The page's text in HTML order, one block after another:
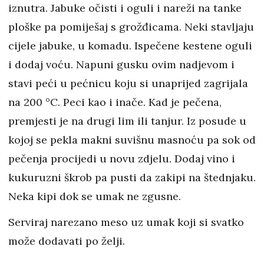
iznutra. Jabuke očisti i oguli i nareži na tanke
ploške pa pomiješaj s grožđicama. Neki stavljaju
cijele jabuke, u komadu. Ispečene kestene oguli
i dodaj voću. Napuni gusku ovim nadjevom i
stavi peći u pećnicu koju si unaprijed zagrijala
na 200 °C. Peci kao i inače. Kad je pečena,
premjesti je na drugi lim ili tanjur. Iz posude u
kojoj se pekla makni suvišnu masnoću pa sok od
pečenja procijedi u novu zdjelu. Dodaj vino i
kukuruzni škrob pa pusti da zakipi na štednjaku.
Neka kipi dok se umak ne zgusne.
Serviraj narezano meso uz umak koji si svatko
može dodavati po želji.